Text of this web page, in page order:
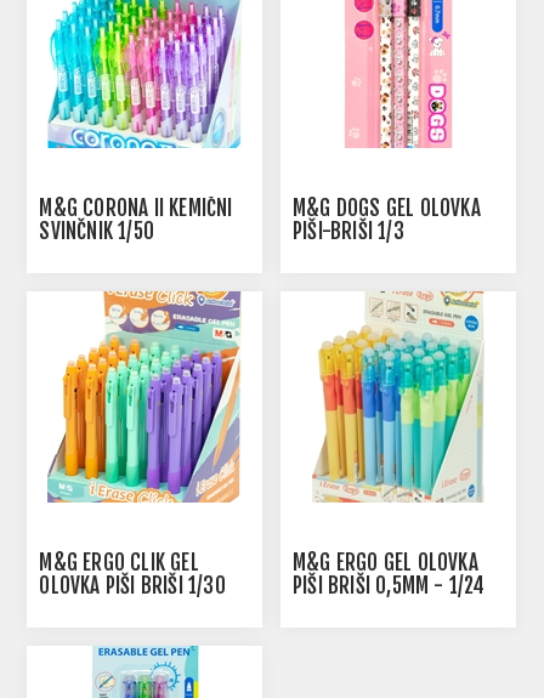
M&G CORONA II KEMIČNI
SVINČNIK 1/50
M&G DOGS GEL OLOVKA
PIŠI-BRIŠI 1/3
M&G ERGO CLIK GEL
OLOVKA PIŠI BRIŠI 1/30
M&G ERGO GEL OLOVKA
PIŠI BRIŠI 0,5MM - 1/24